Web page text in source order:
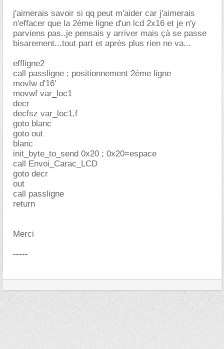
j'aimerais savoir si qq peut m'aider car j'aimerais
n'effacer que la 2ème ligne d'un lcd 2x16 et je n'y
parviens pas..je pensais y arriver mais çà se passe
bisarement...tout part et après plus rien ne va...
effligne2
call passligne ; positionnement 2ème ligne
movlw d'16'
movwf var_loc1
decr
decfsz var_loc1,f
goto blanc
goto out
blanc
init_byte_to_send 0x20 ; 0x20=espace
call Envoi_Carac_LCD
goto decr
out
call passligne
return
Merci
-----